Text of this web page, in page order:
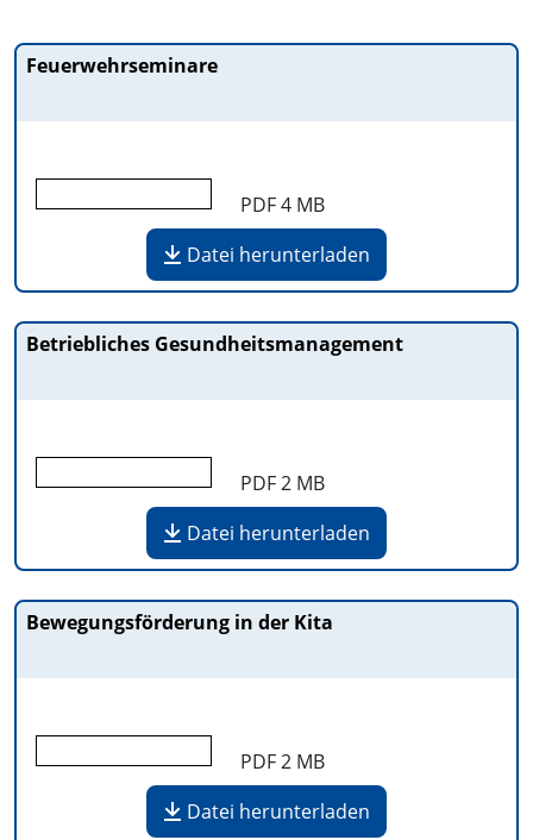
Feuerwehrseminare
PDF4 MB
Datei herunterladen
Betriebliches Gesundheitsmanagement
PDF2 MB
Datei herunterladen
Bewegungsförderung in der Kita
PDF2 MB
Datei herunterladen